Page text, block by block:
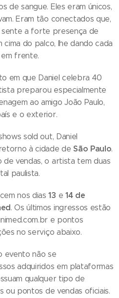
de sangue. Eles eram únicos,
Eram tão conectados que,
sente a forte presença de
cima do palco, lhe dando cada
frente.
em que Daniel celebra 40
preparou especialmente
ao amigo João Paulo,
e o exterior.
sold out, Daniel
à cidade de São Paulo.
de vendas, o artista tem duas
paulista.
nos dias13 e 14 de
. Os últimos ingressos estão
e pontos
no serviço abaixo.
evento não se
adquiridos em plataformas
qualquer tipo de
ou pontos de vendas oficiais.